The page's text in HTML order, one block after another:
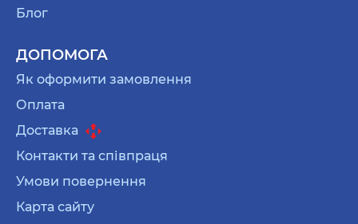
Блог
ДОПОМОГА
Як оформити замовлення
Оплата
Доставка
Контакти та співпраця
Умови повернення
Карта сайту